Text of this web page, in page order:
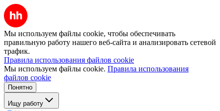
Мы используем файлы cookie, чтобы обеспечивать
правильную работу нашего веб-сайта и анализировать сетевой
трафик.
Правила использования файлов cookie
Мы используем файлы cookie. Правила использования
файлов cookie
Понятно
Ищу работу